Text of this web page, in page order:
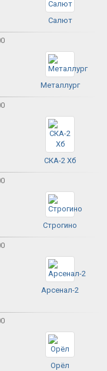
Салют
Металлург
СКА-2 Хб
Строгино
Арсенал-2
Орёл